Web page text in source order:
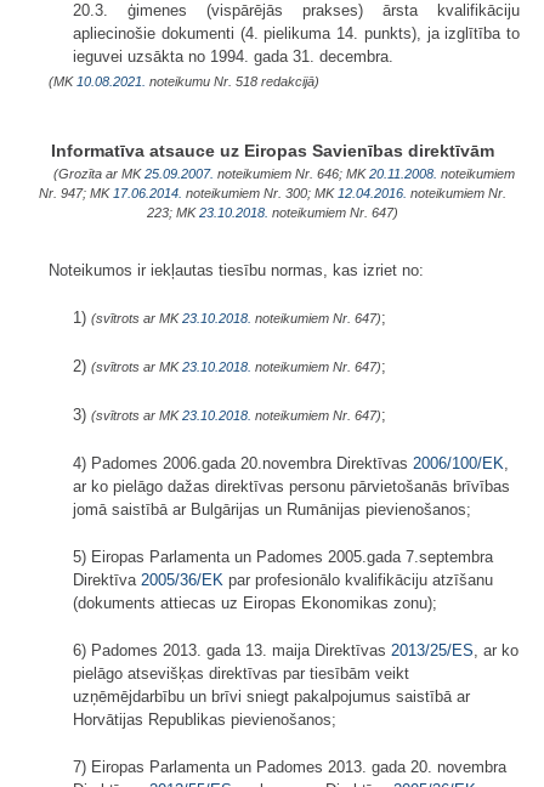
20.3. ģimenes (vispārējās prakses) ārsta kvalifikāciju
apliecinošie dokumenti (4. pielikuma 14. punkts), ja izglītība to
ieguvei uzsākta no 1994. gada 31. decembra.
(MK10.08.2021. noteikumu Nr. 518 redakcijā)
Informatīva atsauce uz Eiropas Savienības direktīvām
(Grozīta ar MK25.09.2007. noteikumiem Nr. 646; MK20.11.2008. noteikumiem
Nr. 947; MK 17.06.2014. noteikumiem Nr. 300; MK 12.04.2016. noteikumiem Nr.
223; MK23.10.2018. noteikumiem Nr. 647)
Noteikumos ir iekļautas tiesību normas, kas izriet no:
1) (svītrots ar MK23.10.2018. noteikumiem Nr. 647);
2) (svītrots ar MK23.10.2018. noteikumiem Nr. 647);
3) (svītrots ar MK23.10.2018. noteikumiem Nr. 647);
4) Padomes 2006.gada 20.novembra Direktīvas 2006/100/EK,
ar ko pielāgo dažas direktīvas personu pārvietošanās brīvības
jomā saistībā ar Bulgārijas un Rumānijas pievienošanos;
5) Eiropas Parlamenta un Padomes 2005.gada 7.septembra
Direktīva 2005/36/EK par profesionālo kvalifikāciju atzīšanu
(dokuments attiecas uz Eiropas Ekonomikas zonu);
6) Padomes 2013. gada 13. maija Direktīvas 2013/25/ES, ar ko
pielāgo atsevišķas direktīvas par tiesībām veikt
uzņēmējdarbību un brīvi sniegt pakalpojumus saistībā ar
Horvātijas Republikas pievienošanos;
7) Eiropas Parlamenta un Padomes 2013. gada 20. novembra